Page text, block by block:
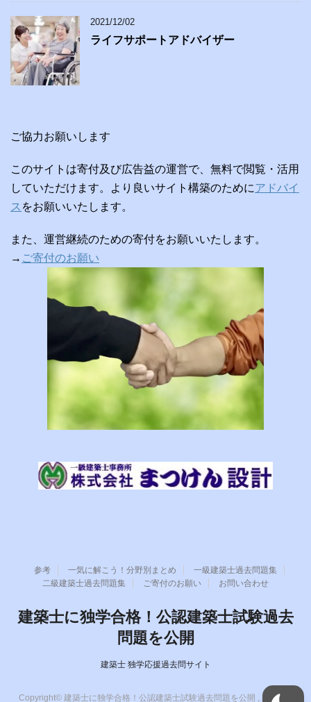
2021/12/02
ライフサポートアドバイザー
ご協力お願いします
このサイトは寄付及び広告益の運営で、無料で閲覧・活用
していただけます。より良いサイト構築のためにアドバイ
ス をお願いいたします。
また、運営継続のための寄付をお願いいたします。
→ ご寄付のお願い
参考 一気に解こう！分野別まとめ
一級建築士過去問題集
二級建築士過去問題集
ご寄付のお願い お問い合わせ
建築士に独学合格！公認建築士試験過去
問題を公開
建築士 独学応援過去問サイト
Copyright© 建築士に独学合格！公認建築士試験過去問題を公開 , 2026 All